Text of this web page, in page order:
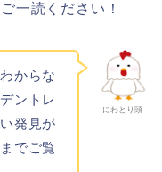
一読ください！
にわとり頭
からな
ントレ
発見が
でご覧